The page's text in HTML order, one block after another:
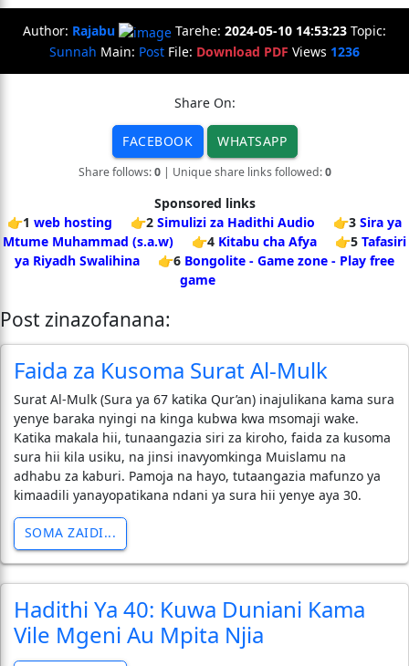
Author: Rajabu Tarehe: 2024-05-10 14:53:23 Topic:
Sunnah Main: Post File: Download PDF Views 1236
Share On:
FACEBOOK WHATSAPP
Share follows:0| Unique share links followed:0
Sponsored links
👉1 web hosting 👉2 Simulizi za Hadithi Audio 👉3 Sira ya
Mtume Muhammad (s.a.w)
👉4 Kitabu cha Afya 👉5 Tafasiri
ya Riyadh Swalihina
👉6 Bongolite - Game zone - Play free
game
Post zinazofanana:
Faida za Kusoma Surat Al-Mulk
Surat Al-Mulk (Sura ya 67 katika Qur’an) inajulikana kama sura
yenye baraka nyingi na kinga kubwa kwa msomaji wake.
Katika makala hii, tunaangazia siri za kiroho, faida za kusoma
sura hii kila usiku, na jinsi inavyomkinga Muislamu na
adhabu za kaburi. Pamoja na hayo, tutaangazia mafunzo ya
kimaadili yanayopatikana ndani ya sura hii yenye aya 30.
SOMA ZAIDI...
Hadithi Ya 40: Kuwa Duniani Kama
Vile Mgeni Au Mpita Njia